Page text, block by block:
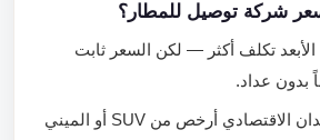
شركة توصيل للمطار؟
تكلف أكثر — لكن السعر ثابت
عداد.
السيدان الاقتصادي أرخص من SUV أو الميني